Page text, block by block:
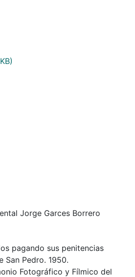
Jorge Garces Borrero
pagando sus penitencias
San Pedro. 1950.
Fotográfico y Fílmico del